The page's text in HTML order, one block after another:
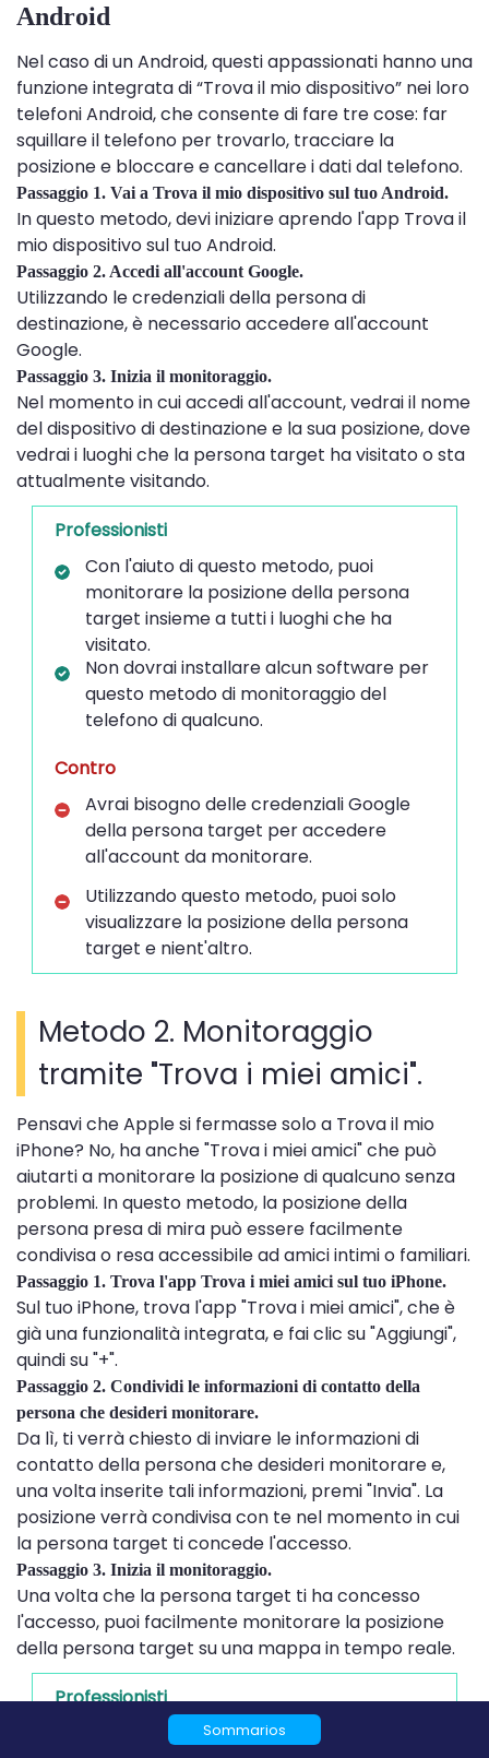
Android
Nel caso di un Android, questi appassionati hanno una
funzione integrata di “Trova il mio dispositivo” nei loro
telefoni Android, che consente di fare tre cose: far
squillare il telefono per trovarlo, tracciare la
posizione e bloccare e cancellare i dati dal telefono.
Passaggio 1. Vai a Trova il mio dispositivo sul tuo Android.
In questo metodo, devi iniziare aprendo l'app Trova il
mio dispositivo sul tuo Android.
Passaggio 2. Accedi all'account Google.
Utilizzando le credenziali della persona di
destinazione, è necessario accedere all'account
Google.
Passaggio 3. Inizia il monitoraggio.
Nel momento in cui accedi all'account, vedrai il nome
del dispositivo di destinazione e la sua posizione, dove
vedrai i luoghi che la persona target ha visitato o sta
attualmente visitando.
Professionisti
Con l'aiuto di questo metodo, puoi
monitorare la posizione della persona
target insieme a tutti i luoghi che ha
visitato.
Non dovrai installare alcun software per
questo metodo di monitoraggio del
telefono di qualcuno.
Contro
Avrai bisogno delle credenziali Google
della persona target per accedere
all'account da monitorare.
Utilizzando questo metodo, puoi solo
visualizzare la posizione della persona
target e nient'altro.
Metodo 2. Monitoraggio
tramite "Trova i miei amici".
Pensavi che Apple si fermasse solo a Trova il mio
iPhone? No, ha anche "Trova i miei amici" che può
aiutarti a monitorare la posizione di qualcuno senza
problemi. In questo metodo, la posizione della
persona presa di mira può essere facilmente
condivisa o resa accessibile ad amici intimi o familiari.
Passaggio 1. Trova l'app Trova i miei amici sul tuo iPhone.
Sul tuo iPhone, trova l'app "Trova i miei amici", che è
già una funzionalità integrata, e fai clic su "Aggiungi",
quindi su "+".
Passaggio 2. Condividi le informazioni di contatto della
persona che desideri monitorare.
Da lì, ti verrà chiesto di inviare le informazioni di
contatto della persona che desideri monitorare e,
una volta inserite tali informazioni, premi "Invia". La
posizione verrà condivisa con te nel momento in cui
la persona target ti concede l'accesso.
Passaggio 3. Inizia il monitoraggio.
Una volta che la persona target ti ha concesso
l'accesso, puoi facilmente monitorare la posizione
della persona target su una mappa in tempo reale.
Professionisti
Sarai in grado di vedere tutti i luoghi
Sommarios